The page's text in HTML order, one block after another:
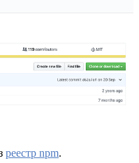
реестр npm.